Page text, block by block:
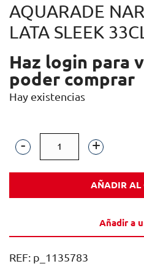
AQUARADE
LATA SLEEK
Haz login para
poder comprar
Hay existencias
AQUARADE
NARANJA
CAJA
AÑADIR AL
Añadir a
REF: p_1135783